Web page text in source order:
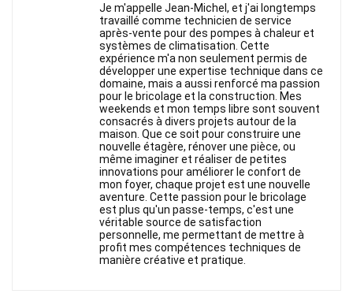
Je m'appelle Jean-Michel, et j'ai longtemps
travaillé comme technicien de service
après-vente pour des pompes à chaleur et
systèmes de climatisation. Cette
expérience m'a non seulement permis de
développer une expertise technique dans ce
domaine, mais a aussi renforcé ma passion
pour le bricolage et la construction. Mes
weekends et mon temps libre sont souvent
consacrés à divers projets autour de la
maison. Que ce soit pour construire une
nouvelle étagère, rénover une pièce, ou
même imaginer et réaliser de petites
innovations pour améliorer le confort de
mon foyer, chaque projet est une nouvelle
aventure. Cette passion pour le bricolage
est plus qu'un passe-temps, c'est une
véritable source de satisfaction
personnelle, me permettant de mettre à
profit mes compétences techniques de
manière créative et pratique.